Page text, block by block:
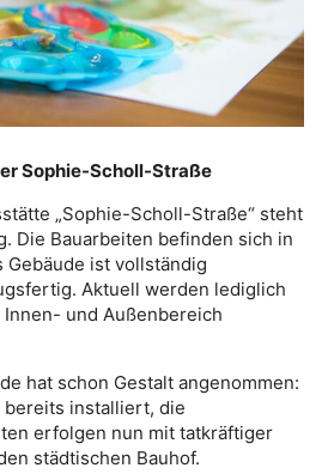
Sophie-Scholl-Straße
„Sophie-Scholl-Straße“ steht
Die Bauarbeiten befinden sich in
Gebäude ist vollständig
Aktuell werden lediglich
und Außenbereich
hat schon Gestalt angenommen:
bereits installiert, die
erfolgen nun mit tatkräftiger
städtischen Bauhof.